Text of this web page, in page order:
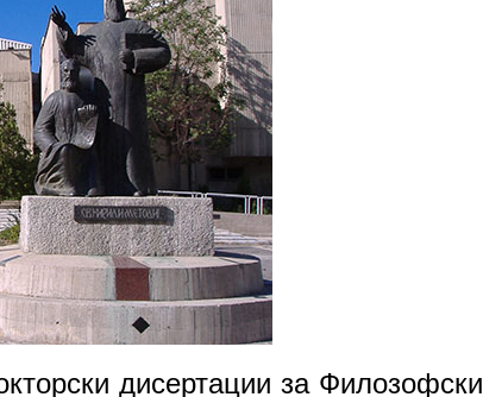
дисертации за Филозофски